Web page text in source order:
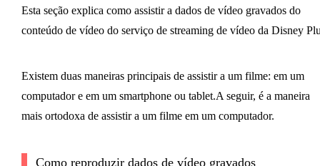
Esta seção explica como assistir a dados de vídeo gravados do
conteúdo de vídeo do serviço de streaming de vídeo da Disney
Existem duas maneiras principais de assistir a um filme: em um
computador e em um smartphone ou tablet.A seguir, é a maneira
mais ortodoxa de assistir a um filme em um computador.
Como reproduzir dados de vídeo gravados